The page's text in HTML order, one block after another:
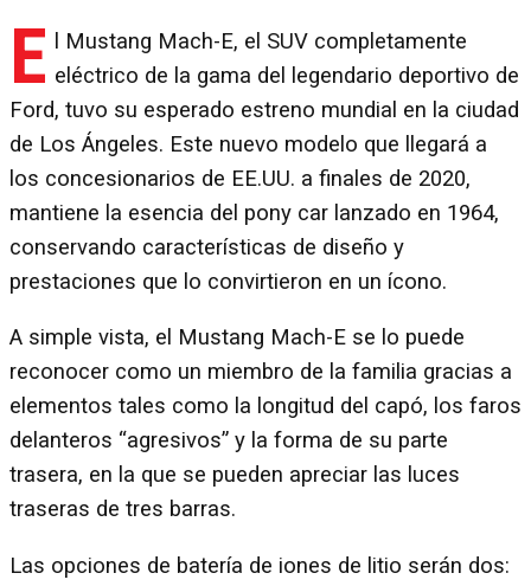
E
l Mustang Mach-E, el SUV completamente
eléctrico de la gama del legendario deportivo de
Ford, tuvo su esperado estreno mundial en la ciudad
de Los Ángeles. Este nuevo modelo que llegará a
los concesionarios de EE.UU. a finales de 2020,
mantiene la esencia del pony car lanzado en 1964,
conservando características de diseño y
prestaciones que lo convirtieron en un ícono.
A simple vista, el Mustang Mach-E se lo puede
reconocer como un miembro de la familia gracias a
elementos tales como la longitud del capó, los faros
delanteros “agresivos” y la forma de su parte
trasera, en la que se pueden apreciar las luces
traseras de tres barras.
Las opciones de batería de iones de litio serán dos: